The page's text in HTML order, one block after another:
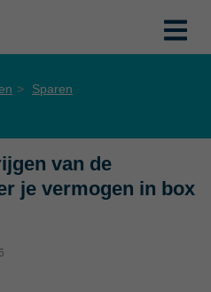
Sparen
van de
je vermogen in box